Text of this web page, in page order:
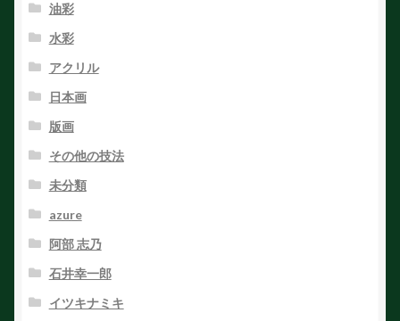
油彩
水彩
アクリル
日本画
版画
その他の技法
未分類
azure
阿部 志乃
石井幸一郎
イツキナミキ